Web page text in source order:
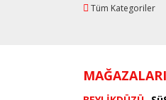
Tüm Kategoriler